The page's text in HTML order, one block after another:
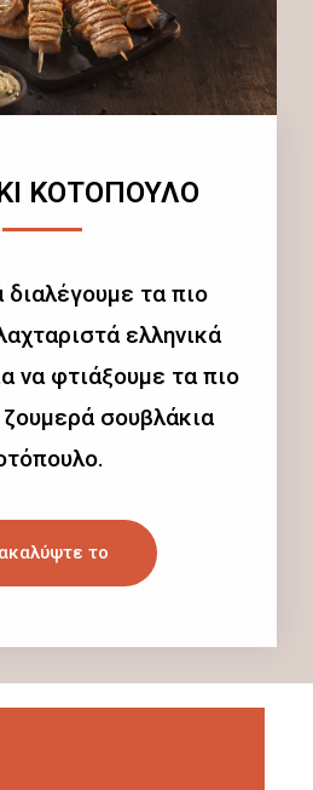
ΚΟΤΟΠΟΥΛΟ
διαλέγουμε τα πιο
ελληνικά
να φτιάξουμε τα πιο
ζουμερά σουβλάκια
το